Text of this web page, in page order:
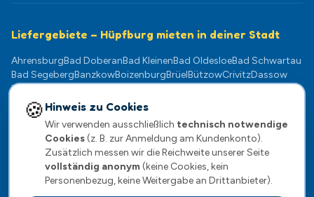
Liefergebiete – Hüpfburg mieten in deiner Stadt
AhrensburgBad DoberanBad KleinenBad OldesloeBad Schwartau
Bad SegebergBanzkowBoizenburgBrüelBützowCrivitzDassow
Dömitz
Güstrow HagenowKlützKühlungsborn
Lübeck
PampowParchimPlate Plau am SeeRatzeburgRehnaReinfeld
RostockScharbeutzSchwaanSchwarzenbekSchwerinSternberg
StockelsdorfStralendorfTeterowTimmendorfer Strand
TravemündeWarnemündeWentorfWismarWittenburg Zarrentin
🍪 Hinweis zu Cookies
Wir verwenden ausschließlich technisch notwendige
Cookies(z. B. zur Anmeldung am Kundenkonto).
Zusätzlich messen wir die Reichweite unserer Seite
vollständig anonym (keine Cookies, kein
Personenbezug, keine Weitergabe an Drittanbieter).